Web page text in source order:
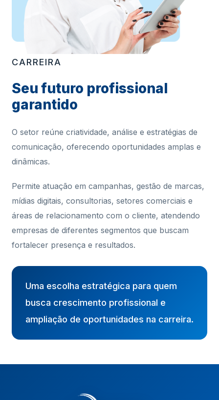
CARREIRA
Seu futuro profissional
garantido
O setor reúne criatividade, análise e estratégias de
comunicação, oferecendo oportunidades amplas e
dinâmicas.
Permite atuação em campanhas, gestão de marcas,
mídias digitais, consultorias, setores comerciais e
áreas de relacionamento com o cliente, atendendo
empresas de diferentes segmentos que buscam
fortalecer presença e resultados.
Uma escolha estratégica para quem
busca crescimento profissional e
ampliação de oportunidades na carreira.